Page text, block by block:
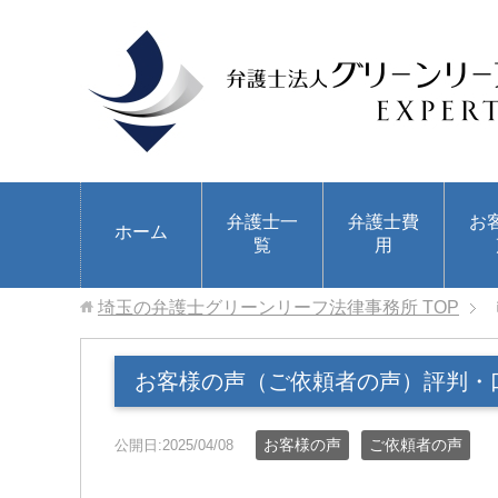
ホーム
弁護士一
覧
弁護士費
用
お
埼玉の弁護士グリーンリーフ法律事務所 TOP
お客様の声（ご依頼者の声）評判・
公開日:2025/04/08 お客様の声 ご依頼者の声